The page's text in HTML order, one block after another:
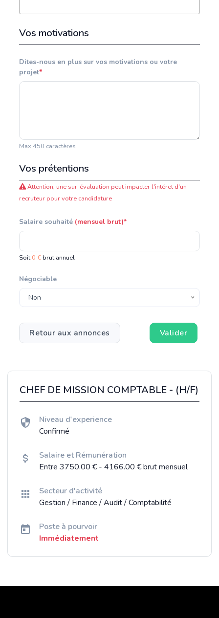
Vos motivations
Dites-nous en plus sur vos motivations ou votre
projet*
Max 450 caractères
Vos prétentions
Attention, une sur-évaluation peut impacter l'intéret d'un
recruteur pour votre candidature
Salaire souhaité (mensuel brut)*
Soit 0 €brut annuel
Négociable
Non
Retour aux annonces Valider
CHEF DE MISSION COMPTABLE - (H/F)
Niveau d'experience
Confirmé
Salaire et Rémunération
Entre 3750.00 € - 4166.00 € brut mensuel
Secteur d'activité
Gestion / Finance / Audit / Comptabilité
Poste à pourvoir
Immédiatement